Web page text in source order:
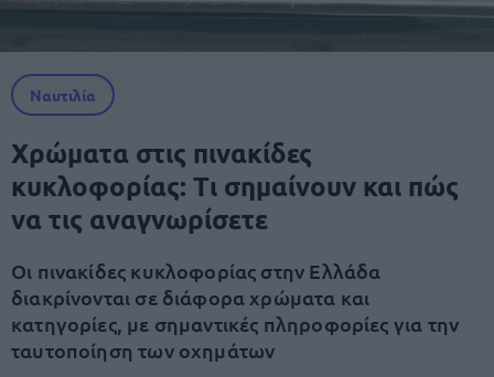
Ναυτιλία
Χρώματα στις πινακίδες
κυκλοφορίας: Τι σημαίνουν και πώς
να τις αναγνωρίσετε
Οι πινακίδες κυκλοφορίας στην Ελλάδα
διακρίνονται σε διάφορα χρώματα και
κατηγορίες, με σημαντικές πληροφορίες για την
ταυτοποίηση των οχημάτων